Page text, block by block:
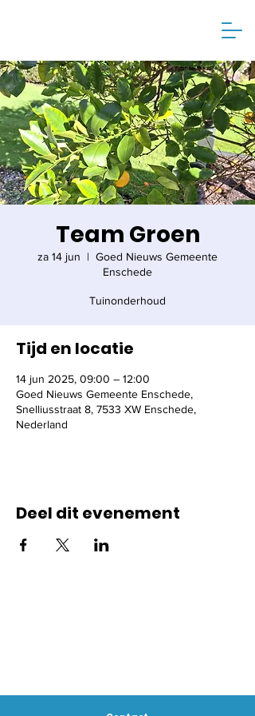
Team Groen
za 14 jun
  |
Goed Nieuws Gemeente
Enschede
Tuinonderhoud
Tijd en locatie
14 jun 2025, 09:00 – 12:00
Goed Nieuws Gemeente Enschede,
Snelliusstraat 8, 7533 XW Enschede,
Nederland
Deel dit evenement